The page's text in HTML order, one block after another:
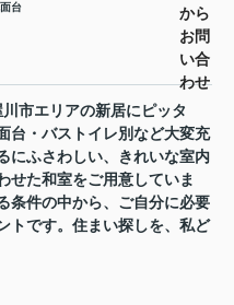
から
お問
い合
わせ
台
市エリアの新居にピッタ
台・バストイレ別など大変充
にふさわしい、きれいな室内
せた和室をご用意していま
条件の中から、ご自分に必要
トです。住まい探しを、私ど